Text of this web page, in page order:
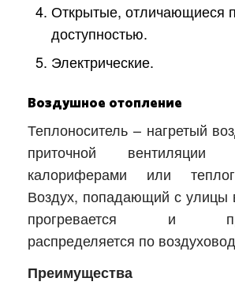
Открытые, отличающиеся
доступностью.
Электрические.
Воздушное отопление
Теплоноситель – нагретый
приточной вентиляции
калориферами или
Воздух, попадающий с улицы
прогревается и
распределяется по
Преимущества